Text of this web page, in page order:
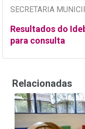
SECRETARIA
Resultados do
para consulta
Relacionadas